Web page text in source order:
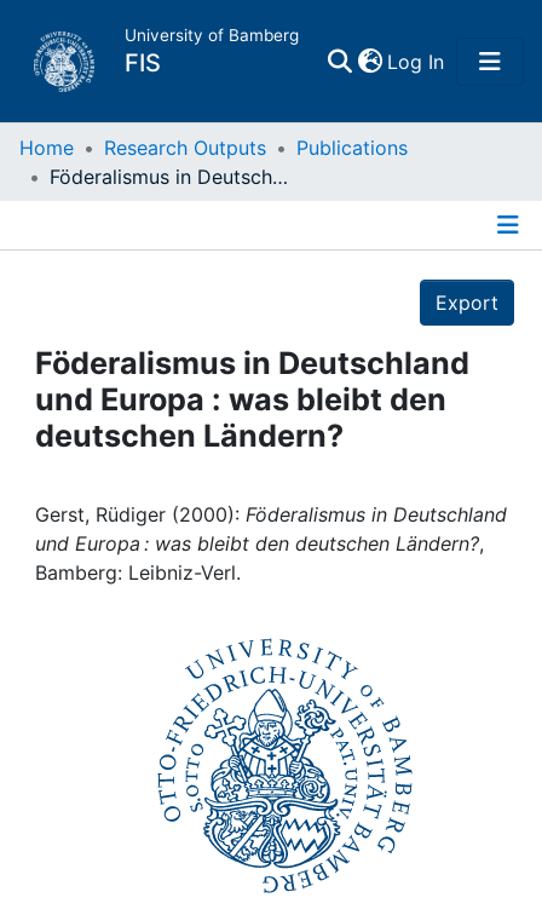
University of Bamberg
FIS Log In(current)
Home
Projects
People
Awards
Home Research Outputs
Publications
Föderalismus in Deutschland und Europa : was bleibt den deutschen Ländern?
Export
Föderalismus in Deutschland
und Europa : was bleibt den
deutschen Ländern?
Gerst, Rüdiger (2000): Föderalismus in Deutschland
und Europa : was bleibt den deutschen Ländern?,
Bamberg: Leibniz-Verl.